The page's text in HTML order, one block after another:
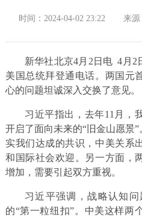
时间：2024-04-02 23:22 来源
新华社北京4月2日电 4月2
美国总统拜登通电话。两国元
心的问题坦诚深入交换了意见。
习近平指出，去年11月，
开启了面向未来的“旧金山愿景
实我们达成的共识，中美关系
和国际社会欢迎。另一方面，
增加，需要引起双方重视。
习近平强调，战略认知
的“第一粒纽扣”。中美这样两